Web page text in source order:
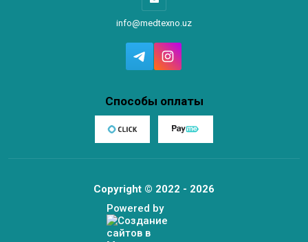
info@medtexno.uz
Способы оплаты
Copyright © 2022 - 2026
Powered by